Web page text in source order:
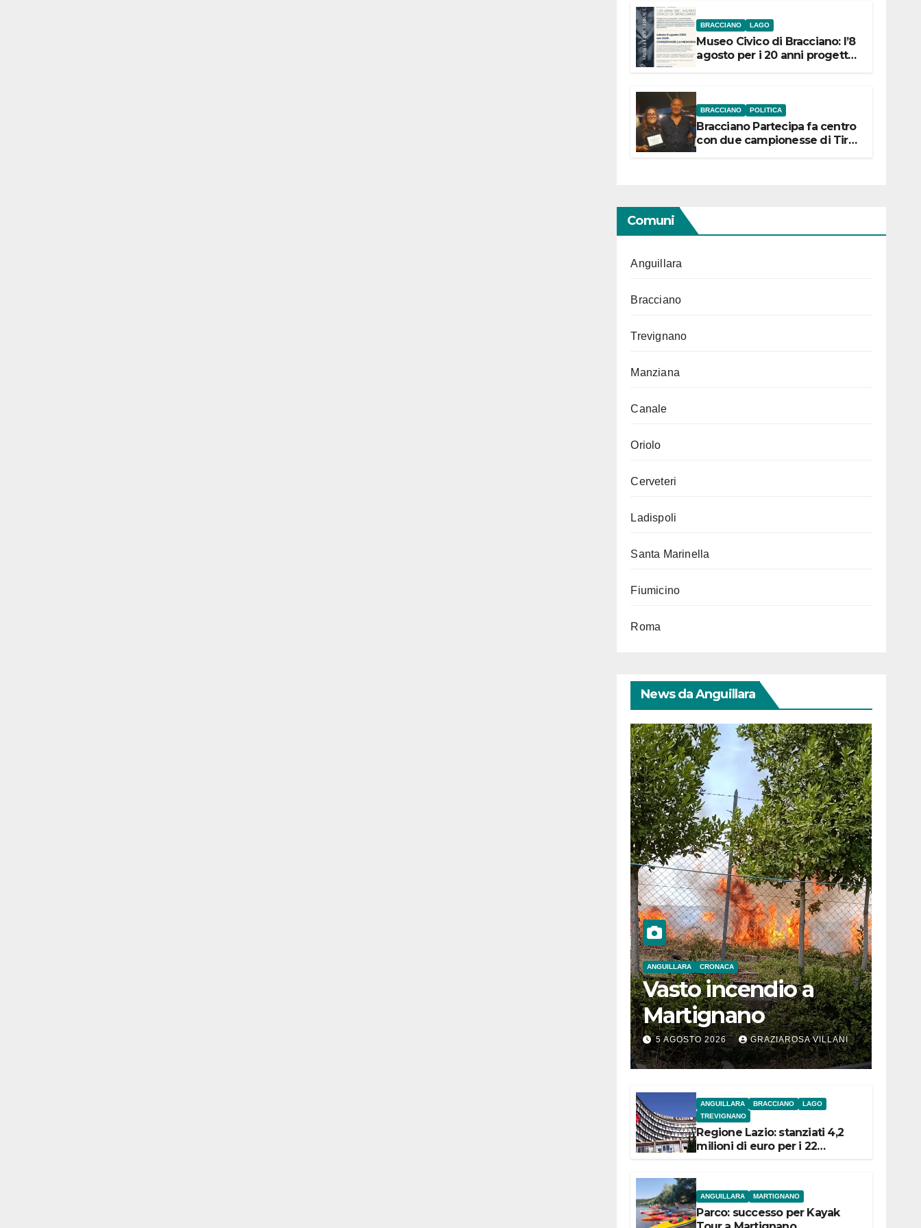
BRACCIANO LAGO
Museo Civico di Bracciano: l’8
agosto per i 20 anni progetto
BRACCIANO POLITICA
Bracciano Partecipa fa centro
con due campionesse di Tiro
Comuni
Anguillara
Bracciano
Trevignano
Manziana
Canale
Oriolo
Cerveteri
Ladispoli
Santa Marinella
Fiumicino
Roma
News da Anguillara
ANGUILLARA CRONACA
Vasto incendio a
Martignano
5 AGOSTO 2026 GRAZIAROSA VILLANI
ANGUILLARA BRACCIANO
LAGO
TREVIGNANO
Regione Lazio: stanziati 4,2
milioni di euro per i 22
ANGUILLARA MARTIGNANO
Parco: successo per Kayak